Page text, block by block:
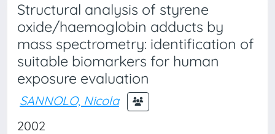
Structural analysis of styrene
oxide/haemoglobin adducts by
mass spectrometry: identification of
suitable biomarkers for human
exposure evaluation
SANNOLO, Nicola
2002